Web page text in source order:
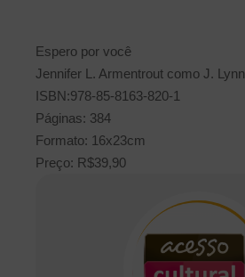
Espero por você
Jennifer L. Armentrout como J. Lynn
ISBN:978-85-8163-820-1
Páginas: 384
Formato: 16x23cm
Preço: R$39,90